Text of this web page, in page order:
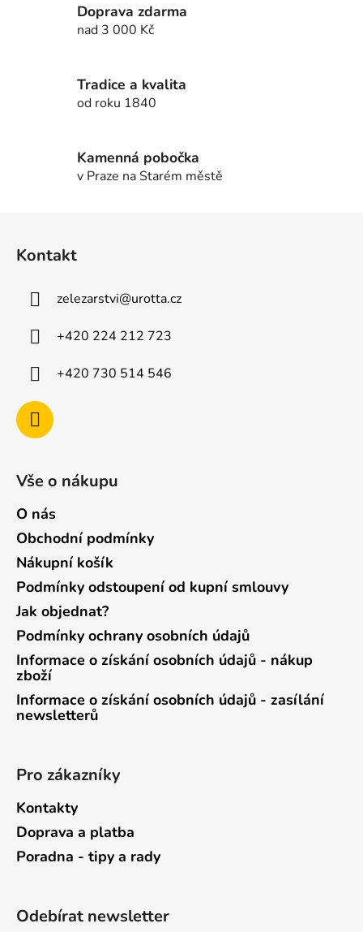
á
í
k
y
Doprava zdarma
nad 3 000 Kč
Tradice a kvalita
od roku 1840
Kamenná pobočka
v Praze na Starém městě
Kontakt
zelezarstvi@urotta.cz
+420 224 212 723
+420 730 514 546
Vše o nákupu
O nás
Obchodní podmínky
Nákupní košík
Podmínky odstoupení od kupní smlouvy
Jak objednat?
Podmínky ochrany osobních údajů
Informace o získání osobních údajů - nákup
zboží
Informace o získání osobních údajů - zasílání
newsletterů
Pro zákazníky
Kontakty
Doprava a platba
Poradna - tipy a rady
Odebírat newsletter